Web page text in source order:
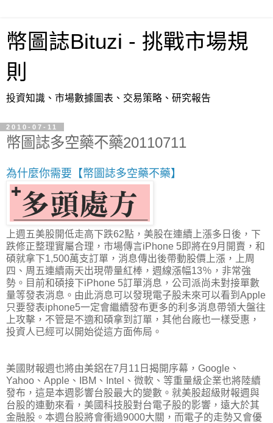
幣圖誌Bituzi - 挑戰市場規
則
投資知識、市場數據圖表、交易策略、研究報告
2010-07-11
幣圖誌多空藥不藥20110711
為什麼你需要【幣圖誌多空藥不藥】
上週五美股開低走高下跌62點，美股在連續上漲多日後，下
跌修正整理實屬合理，市場傳言iPhone 5即將在9月開賣，和
碩就拿下1,500萬支訂單，消息傳出後帶動股價上漲，上周
四、周五連續兩天出現帶量紅棒，週線漲幅13％，非常強
勢。目前和碩接下iPhone 5訂單消息，公司派尚未對接單數
量等發表消息。由此消息可以發現電子股未來可以看到Apple
只要發表iphone5一定會繼續發布更多的利多消息帶領大盤往
上攻擊，不管是不適和碩拿到訂單，其他台廠也一樣受惠，
投資人已經可以開始從這方面佈局。
美國財報週也將由美鋁在7月11日揭開序幕，Google、
Yahoo、Apple、IBM、Intel、微軟、等重量級企業也將陸續
發布，這是本週影響台股最大的變數。就美股超級財報週與
台股的連動來看，美國科技股對台電子股的影響，遠大於其
金融股。本週台股將會衝過9000大關，而電子的走勢又會優